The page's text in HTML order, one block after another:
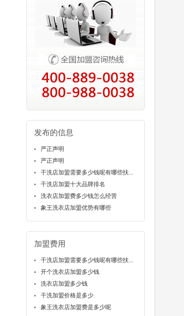
发布的信息
严正声明
严正声明
干洗店加盟需要多少钱呢有哪些扶...
干洗店加盟十大品牌排名
洗衣店加盟费多少钱怎么经营
象王洗衣店加盟优势有哪些
加盟费用
干洗店加盟需要多少钱呢有哪些扶...
开个洗衣店加盟多少钱
洗衣店加盟多少钱
干洗加盟价格是多少
象王洗衣店加盟费是多少呢